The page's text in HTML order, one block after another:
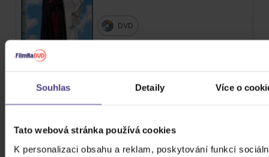
Souhlas Detaily Více o
Tato webová stránka používá cookies
K personalizaci obsahu a reklam, poskytování funkcí
DVD
DVD